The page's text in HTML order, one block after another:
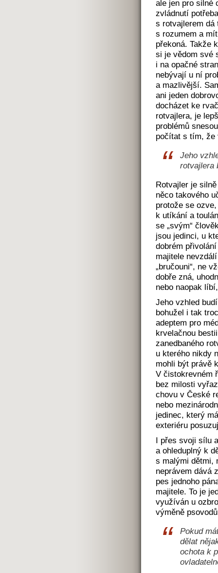
ale jen pro silné
zvládnutí
s rotvajlerem dá
s rozumem a
překoná. Takže
si je vědom své
i na opačné
nebývají u ní
a mazlivější.
ani jeden
docházet ke
rotvajlera, je
problémů
počítat s tím, že
Jeho
rotvajlera
Rotvajler je
něco takového
protože se
k utíkání a
se „svým“
jsou jedinci, u
dobrém
majitele
„bručouni“, ne
dobře zná,
nebo naopak
Jeho vzhled
bohužel i tak
adeptem pro
krvelačnou
zanedbaného
u kterého nikdy
mohli být právě
V čistokrevném
bez milosti
chovu v České
nebo
jedinec, který
exteriéru
I přes svoji sílu
a ohleduplný k
s malými dětmi,
neprávem dává
pes jednoho
majitele. To je
využíván u
výměně
Pokud
dělat
ochota k